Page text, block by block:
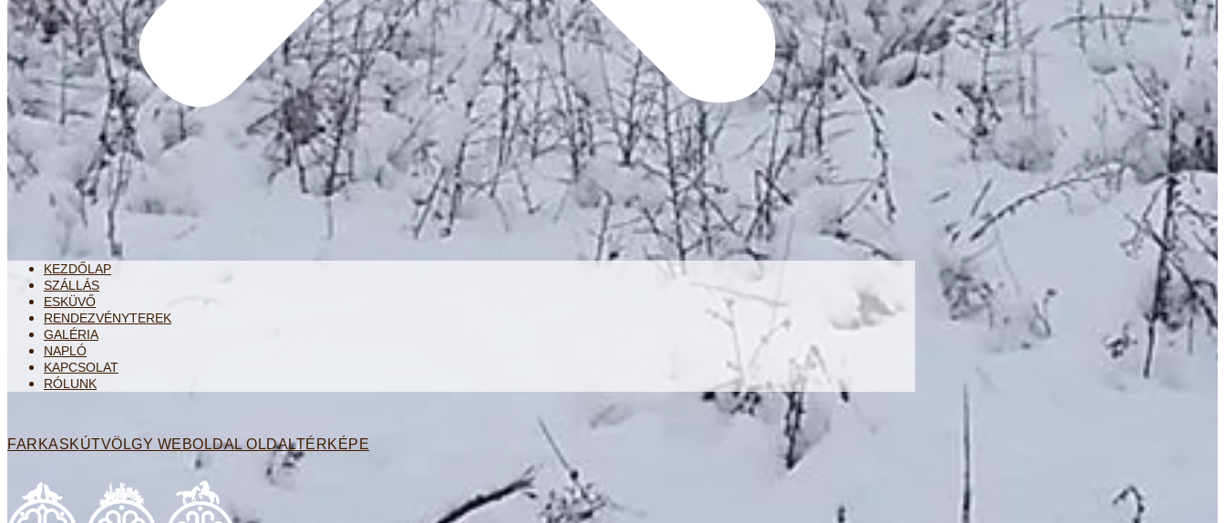
KEZDŐLAP
SZÁLLÁS
ESKÜVŐ
RENDEZVÉNYTEREK
GALÉRIA
NAPLÓ
KAPCSOLAT
RÓLUNK
FARKASKÚTVÖLGY WEBOLDAL OLDALTÉRKÉPE